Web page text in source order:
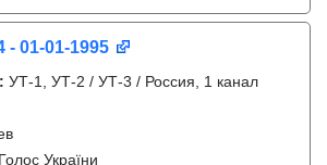
- 01-01-1995
: УТ-1, УТ-2 / УТ-3 / Россия, 1 канал
Голос України